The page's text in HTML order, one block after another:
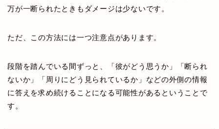
万が一断られたときもダメージは少ないです。
ただ、この方法には一つ注意点があります。
段階を踏んでいる間ずっと、「彼がどう思うか」「断られ
ないか」「周りにどう見られているか」などの外側の情報
に答えを求め続けることになる可能性があるということで
す。